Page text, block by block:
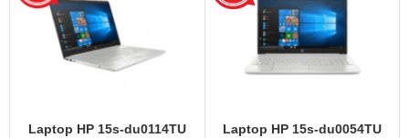
Laptop HP 15s-du0114TU
Laptop HP 15s-du0054TU